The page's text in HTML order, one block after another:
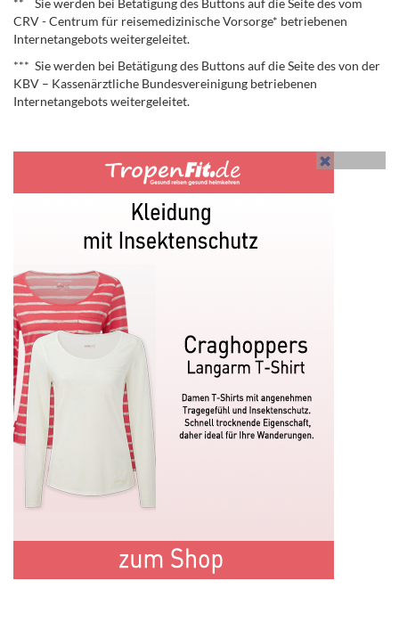
CRV - Centrum für reisemedizinische Vorsorge* betriebenen
Internetangebots weitergeleitet.
*** Sie werden bei Betätigung des Buttons auf die Seite des von der
KBV – Kassenärztliche Bundesvereinigung betriebenen
Internetangebots weitergeleitet.